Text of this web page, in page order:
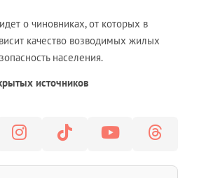
о чиновниках, от которых в
качество возводимых жилых
населения.
источников